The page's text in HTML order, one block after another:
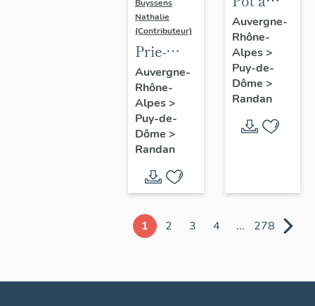
Buyssens
Nathalie
(Contributeur)
Prie-
Dieu n° 1
Auvergne-
Rhône-
Alpes>
Puy-de-
Dôme >
Randan
crème n°
2
Auvergne-
Rhône-
Alpes>
Puy-de-
Dôme >
Randan
1 2 3 4 ... 278